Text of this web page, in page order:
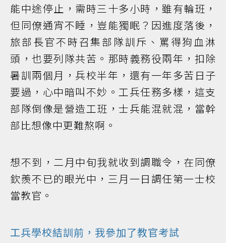
能中途停止，需時三十多小時，雖有輪班，
但同僚通宵不睡，豈能獨眠？因進度落後，
旅部長官不時召集部隊訓斥、罵得狗血淋
頭，也要列隊共苦。那時義務役兩年，扣除
暑訓兩個月，兵校半年，還有一年多苦日子
要過，心中暗叫不妙。工兵任務多樣，這支
部隊倒像是營造工班，士兵能混就混，當幹
部比想像中更難熬啊。
想不到，二月中旬我就收到調職令，在同僚
欽羨不已的眼光中，三月一日調任第一士校
當教官。
工兵學校結訓前，我參加了教官考試